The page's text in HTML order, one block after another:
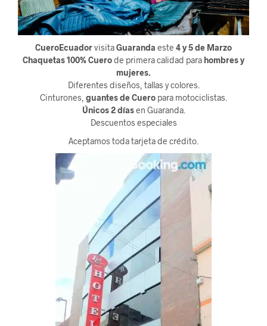
CueroEcuadorvisitaGuaranda este 4 y 5 de Marzo
Chaquetas 100% Cuerode primera calidad para hombres y
mujeres.
Diferentes diseños, tallas y colores.
Cinturones, guantes de Cuero para motociclistas.
Únicos 2 díasen Guaranda.
Descuentos especiales
Aceptamos toda tarjeta de crédito.